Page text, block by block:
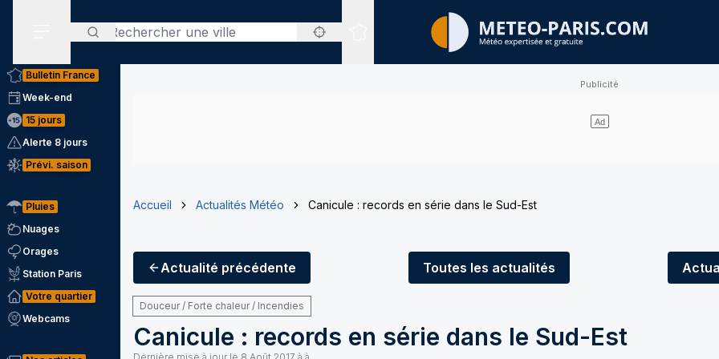
Rechercher
Sites expertisés
Bulletin France
Week-end
15 jours
Alerte 8 jours
Prévi. saison
Pluies
Nuages
Orages
Station Paris
Votre quartier
Webcams
Accueil Actualités Météo Canicule : records en série dans le Sud-Est
Actualité précédente Toutes les actualités
Douceur / Forte chaleur / Incendies
Canicule : records en série dans le Sud-Est